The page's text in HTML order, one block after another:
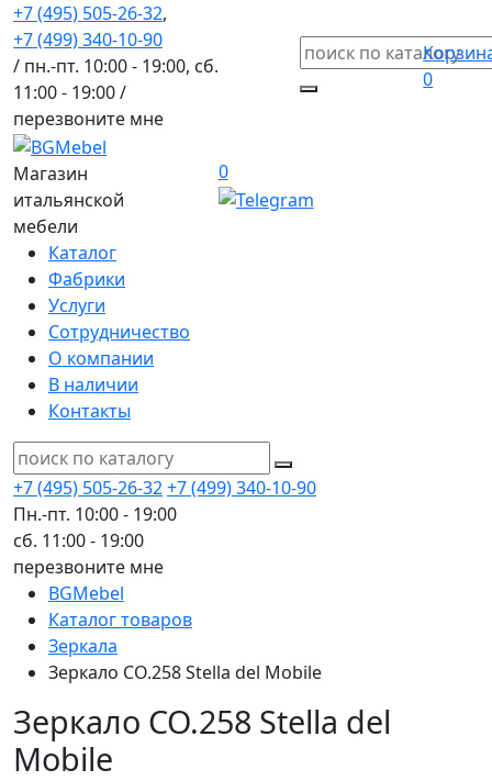
+7 (495) 505-26-32,
+7 (499) 340-10-90
/ пн.-пт. 10:00 - 19:00, сб.
11:00 - 19:00 /
перезвоните мне
0
Магазин
итальянской
мебели
0
Каталог
Фабрики
Услуги
Сотрудничество
О компании
В наличии
Контакты
+7 (495) 505-26-32+7 (499) 340-10-90
Пн.-пт. 10:00 - 19:00
сб. 11:00 - 19:00
перезвоните мне
BGMebel
Каталог товаров
Зеркала
Зеркало CO.258 Stella del Mobile
Зеркало CO.258 Stella del
Mobile